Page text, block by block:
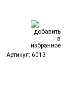
Артикул: 6013